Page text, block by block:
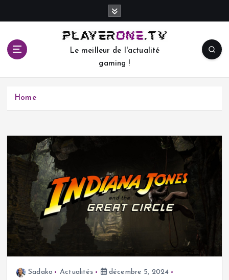
c
Le meilleur de l'actualité
gaming !
Home
Sadako Actualités
décembre 5, 2024